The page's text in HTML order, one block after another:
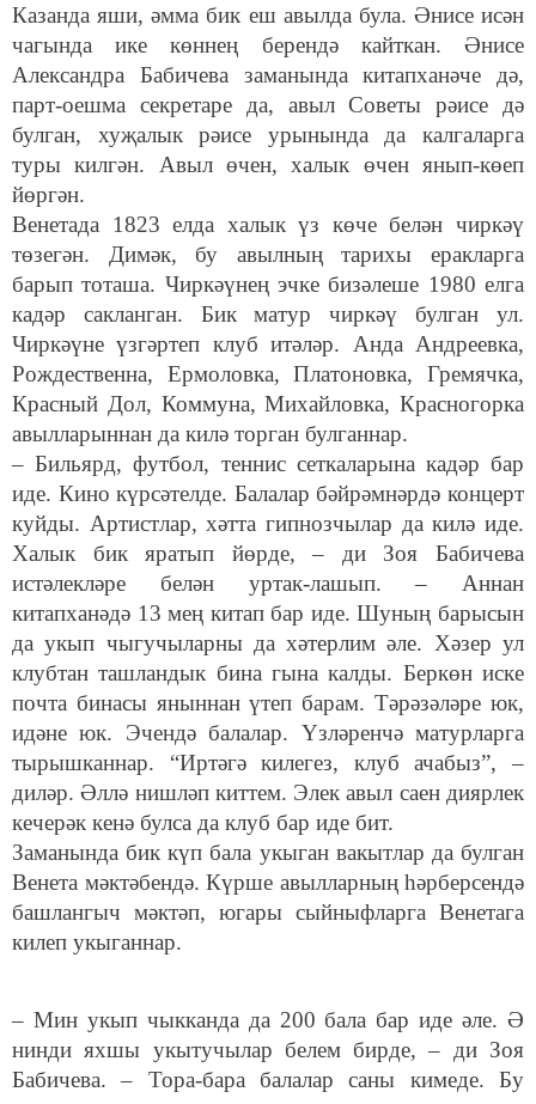
Казанда яши, әмма бик еш авылда була. Әнисе исән
чагында ике көннең берендә кайткан. Әнисе
Александра Бабичева заманында китапханәче дә,
парт-оешма секретаре да, авыл Советы рәисе дә
булган, хуҗалык рәисе урынында да калгаларга
туры килгән. Авыл өчен, халык өчен янып-көеп
йөргән.
Венетада 1823 елда халык үз көче белән чиркәү
төзегән. Димәк, бу авылның тарихы еракларга
барып тоташа. Чиркәүнең эчке бизәлеше 1980 елга
кадәр сакланган. Бик матур чиркәү булган ул.
Чиркәүне үзгәртеп клуб итәләр. Анда Андреевка,
Рождественна, Ермоловка, Платоновка, Гремячка,
Красный Дол, Коммуна, Михайловка, Красногорка
авылларыннан да килә торган булганнар.
– Бильярд, футбол, теннис сеткаларына кадәр бар
иде. Кино күрсәтелде. Балалар бәйрәмнәрдә концерт
куйды. Артистлар, хәтта гипнозчылар да килә иде.
Халык бик яратып йөрде, – ди Зоя Бабичева
истәлекләре белән уртак-лашып. – Аннан
китапханәдә 13 мең китап бар иде. Шуның барысын
да укып чыгучыларны да хәтерлим әле. Хәзер ул
клубтан ташландык бина гына калды. Беркөн иске
почта бинасы яныннан үтеп барам. Тәрәзәләре юк,
идәне юк. Эчендә балалар. Үзләренчә матурларга
тырышканнар. “Иртәгә килегез, клуб ачабыз”, –
диләр. Әллә нишләп киттем. Элек авыл саен диярлек
кечерәк кенә булса да клуб бар иде бит.
Заманында бик күп бала укыган вакытлар да булган
Венета мәктәбендә. Күрше авылларның һәрберсендә
башлангыч мәктәп, югары сыйныфларга Венетага
килеп укыганнар.
– Мин укып чыкканда да 200 бала бар иде әле. Ә
нинди яхшы укытучылар белем бирде, – ди Зоя
Бабичева. – Тора-бара балалар саны кимеде. Бу